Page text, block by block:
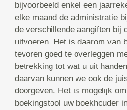
bijvoorbeeld enkel een
elke maand de administratie
de verschillende aangiften bij
uitvoeren. Het is daarom van
tevoren goed te overleggen
betrekking tot wat u uit
daarvan kunnen we ook de
doorgeven. Het is mogelijk
boekingstool uw boekhouder